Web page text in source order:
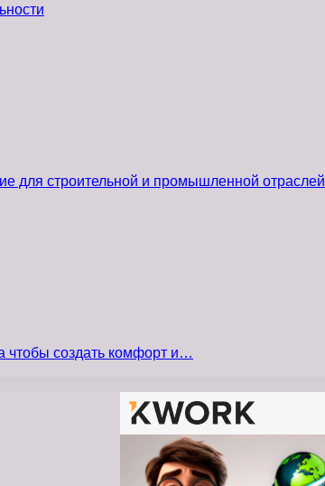
для строительной и промышленной отраслей
чтобы создать комфорт и…